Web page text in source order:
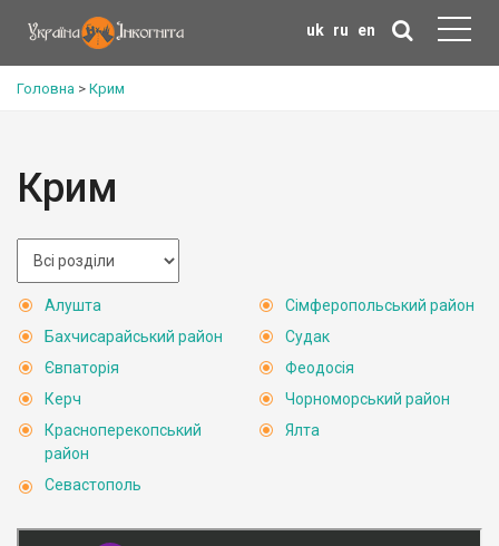
uk ru en
Головна > Крим
Крим
Алушта
Бахчисарайський район
Євпаторія
Керч
Красноперекопський
район
Севастополь
Сімферопольський район
Судак
Феодосія
Чорноморський район
Ялта